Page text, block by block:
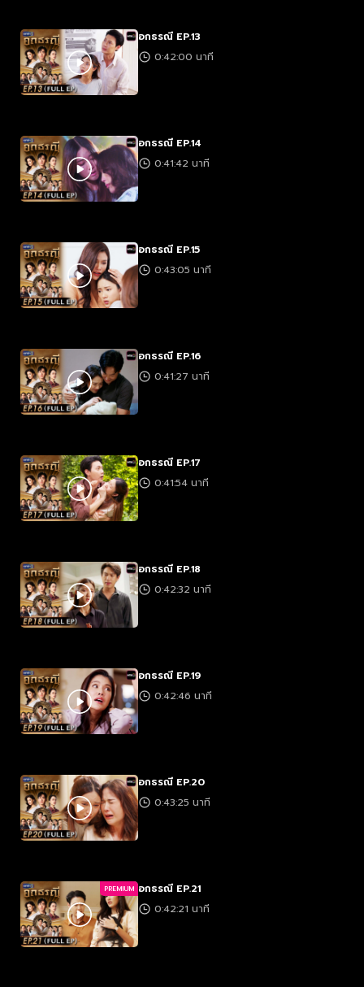
อกธรณี EP.13
0:42:00 นาที
อกธรณี EP.14
0:41:42 นาที
อกธรณี EP.15
0:43:05 นาที
อกธรณี EP.16
0:41:27 นาที
อกธรณี EP.17
0:41:54 นาที
อกธรณี EP.18
0:42:32 นาที
อกธรณี EP.19
0:42:46 นาที
อกธรณี EP.20
0:43:25 นาที
PREMIUM อกธรณี EP.21
0:42:21 นาที